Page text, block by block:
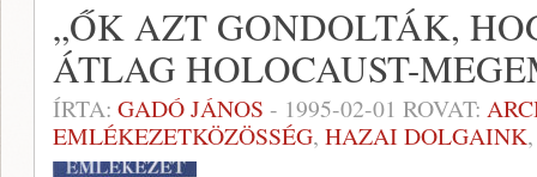
„ŐK AZT GONDOLTÁK,
ÁTLAG HOLOCAUST-
ÍRTA: GADÓ JÁNOS - 1995-02-01 ROVAT:
EMLÉKEZETKÖZÖSSÉG, HAZAI DOLGAINK